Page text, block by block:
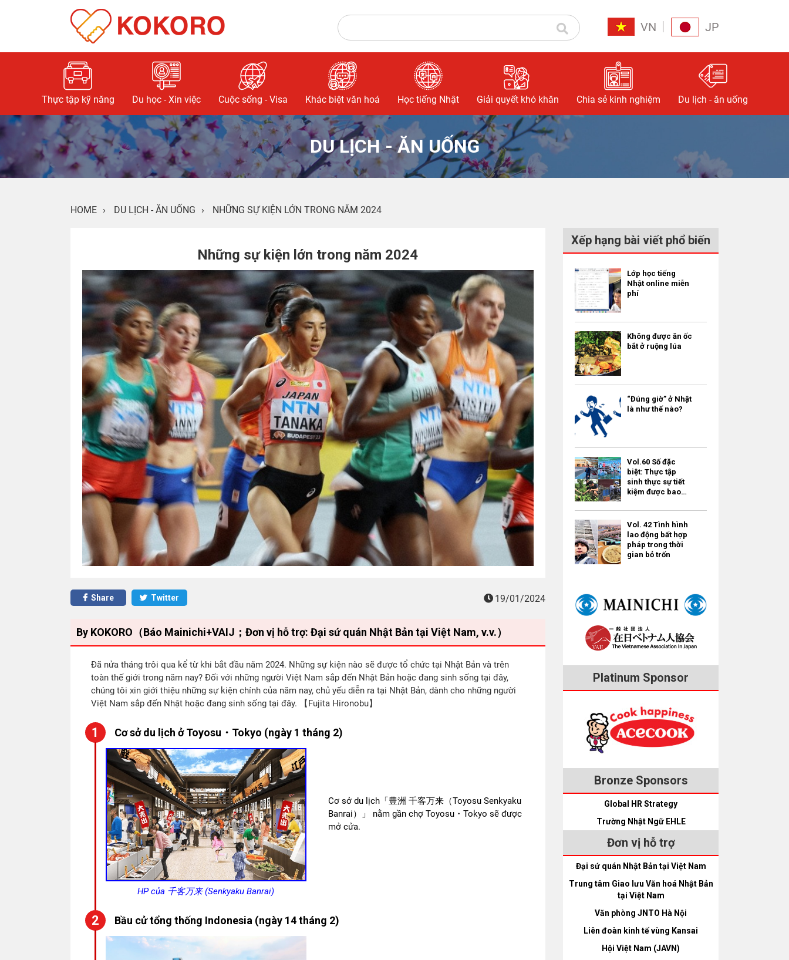
VN JP
Thực tập kỹ năng Du học - Xin việc Cuộc sống - Visa Khác biệt văn hoá Học tiếng Nhật Giải quyết khó khăn Chia sẻ kinh nghiệm Du lịch - ăn uống
DU LỊCH - ĂN UỐNG
HOME › DU LỊCH - ĂN UỐNG › NHỮNG SỰ KIỆN LỚN TRONG NĂM 2024
Những sự kiện lớn trong năm 2024
Share Twitter 19/01/2024
By KOKORO（Báo Mainichi+VAIJ；Đơn vị hỗ trợ: Đại sứ quán Nhật Bản tại Việt Nam, v.v.）
Đã nửa tháng trôi qua kể từ khi bắt đầu năm 2024. Những sự kiện nào sẽ được tổ chức tại Nhật Bản và trên
toàn thế giới trong năm nay? Đối với những người Việt Nam sắp đến Nhật Bản hoặc đang sinh sống tại đây,
chúng tôi xin giới thiệu những sự kiện chính của năm nay, chủ yếu diễn ra tại Nhật Bản, dành cho những người
Việt Nam sắp đến Nhật hoặc đang sinh sống tại đây. 【Fujita Hironobu】
Cơ sở du lịch ở Toyosu・Tokyo (ngày 1 tháng 2)
HP của 千客万来 (Senkyaku Banrai)
Cơ sở du lịch「豊洲 千客万来（Toyosu Senkyaku
Banrai）」 nằm gần chợ Toyosu・Tokyo sẽ được
mở cửa.
Bầu cử tổng thống Indonesia (ngày 14 tháng 2)
Xếp hạng bài viết phổ biến
Lớp học tiếng
Nhật online miễn
phí
Không được ăn ốc
bắt ở ruộng lúa
“Đúng giờ” ở Nhật
là như thế nào?
Vol.60 Số đặc
biệt: Thực tập
sinh thực sự tiết
kiệm được bao
Vol. 42 Tình hình
lao động bất hợp
pháp trong thời
gian bỏ trốn
Platinum Sponsor
Bronze Sponsors
Global HR Strategy
Trường Nhật Ngữ EHLE
Đơn vị hỗ trợ
Đại sứ quán Nhật Bản tại Việt Nam
Trung tâm Giao lưu Văn hoá Nhật Bản
tại Việt Nam
Văn phòng JNTO Hà Nội
Liên đoàn kinh tế vùng Kansai
Hội Việt Nam (JAVN)